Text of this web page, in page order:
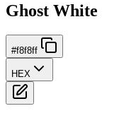
Ghost White
#f8f8ff
HEX